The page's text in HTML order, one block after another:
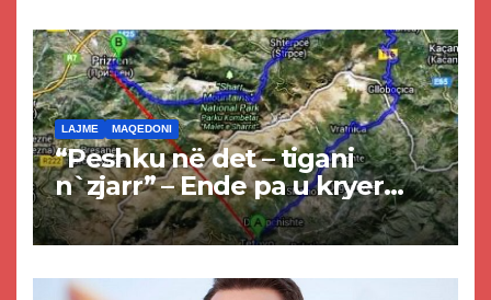
LAJME MAQEDONI
“Peshku në det – tigani
n`zjarr” – Ende pa u kryer
projekti i tunelit, komuna e
Tetovës nis punimet për